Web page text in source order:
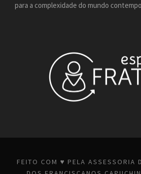
para a complexidade do mundo
FEITO COM ♥ PELA ASSESSORIA